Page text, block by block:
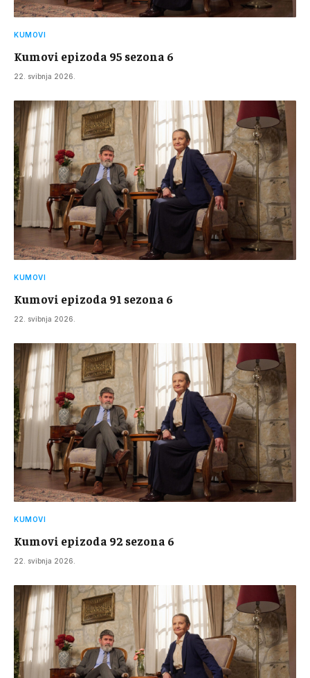
KUMOVI
Kumovi epizoda 95 sezona 6
22. svibnja 2026.
KUMOVI
Kumovi epizoda 91 sezona 6
22. svibnja 2026.
KUMOVI
Kumovi epizoda 92 sezona 6
22. svibnja 2026.